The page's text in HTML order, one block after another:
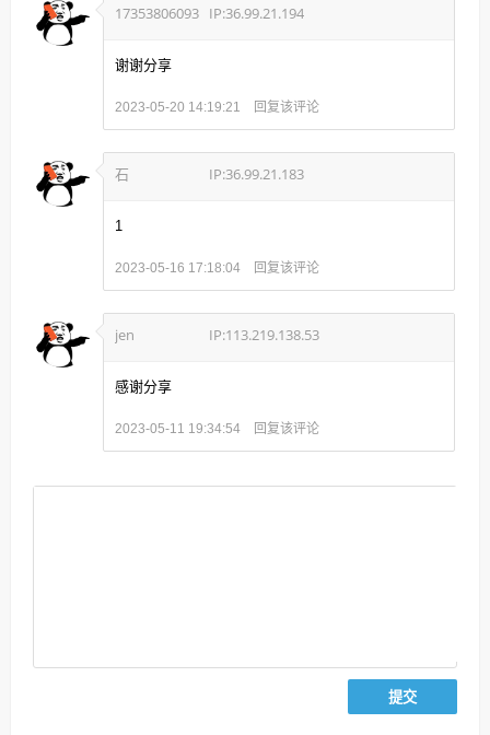
17353806093 IP:36.99.21.194
谢谢分享
2023-05-20 14:19:21 回复该评论
石 IP:36.99.21.183
1
2023-05-16 17:18:04 回复该评论
jen IP:113.219.138.53
感谢分享
2023-05-11 19:34:54 回复该评论